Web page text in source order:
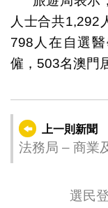
人士合共1,292
798人在自選
僱，503名澳門
上一則新聞
法務局 – 商業
選民